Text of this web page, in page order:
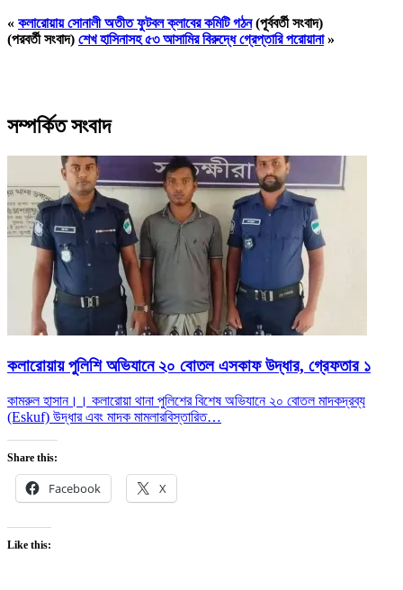
« কলারোয়ায় সোনালী অতীত ফুটবল ক্লাবের কমিটি গঠন(পূর্ববর্তী সংবাদ)
(পরবর্তী সংবাদ) শেখ হাসিনাসহ ৫৩ আসামির বিরুদ্ধে গ্রেপ্তারি পরোয়ানা»
সম্পর্কিত সংবাদ
কলারোয়ায় পুলিশি অভিযানে ২০ বোতল এসকাফ উদ্ধার, গ্রেফতার ১
কামরুল হাসান।। কলারোয়া থানা পুলিশের বিশেষ অভিযানে ২০ বোতল মাদকদ্রব্য
(Eskuf) উদ্ধার এবং মাদক মামলারবিস্তারিত…
Share this:
Facebook X
Like this: